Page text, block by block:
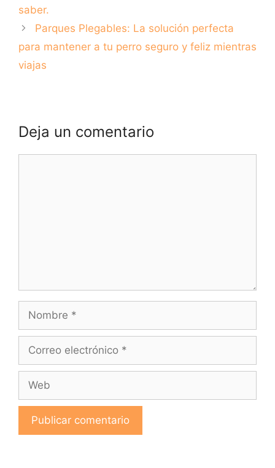
saber.
Parques Plegables: La solución perfecta
para mantener a tu perro seguro y feliz mientras
viajas
Deja un comentario